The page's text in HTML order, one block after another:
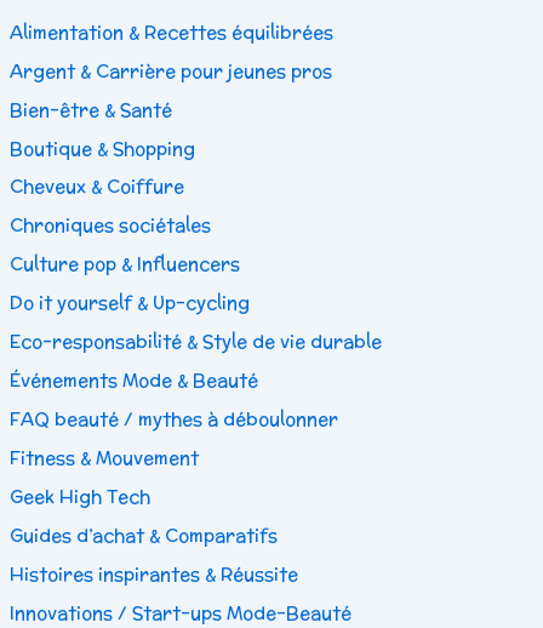
Alimentation & Recettes équilibrées
Argent & Carrière pour jeunes pros
Bien-être & Santé
Boutique & Shopping
Cheveux & Coiffure
Chroniques sociétales
Culture pop & Influencers
Do it yourself & Up-cycling
Eco-responsabilité & Style de vie durable
Événements Mode & Beauté
FAQ beauté / mythes à déboulonner
Fitness & Mouvement
Geek High Tech
Guides d’achat & Comparatifs
Histoires inspirantes & Réussite
Innovations / Start-ups Mode-Beauté